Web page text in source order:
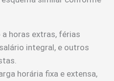
horas extras, férias
integral, e outros
horária fixa e extensa,